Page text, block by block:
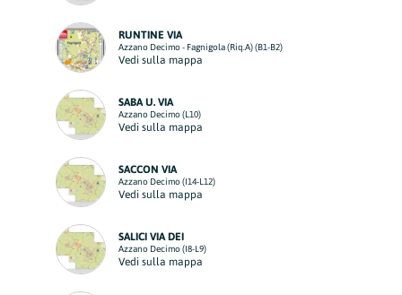
RUNTINE VIA
Azzano Decimo - Fagnigola (Riq.A) (B1-B2)
Vedi sulla mappa
SABA U. VIA
Azzano Decimo (L10)
Vedi sulla mappa
SACCON VIA
Azzano Decimo (I14-L12)
Vedi sulla mappa
SALICI VIA DEI
Azzano Decimo (I8-L9)
Vedi sulla mappa